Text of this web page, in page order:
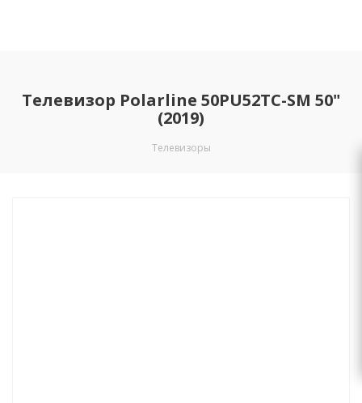
Телевизор Polarline 50PU52TC-SM 50"
(2019)
Телевизоры